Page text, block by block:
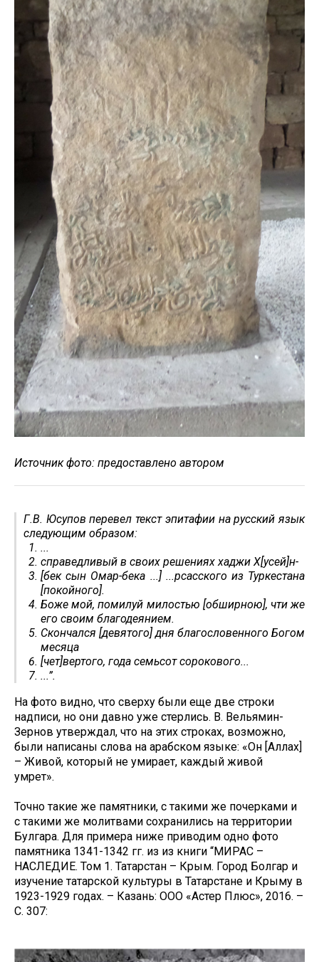
Источник фото: предоставлено автором
Г.В. Юсупов перевел текст эпитафии на русский язык
следующим образом:
...
справедливый в своих решениях хаджи Х[усей]н-
[бек сын Омар-бека ...] ...рсасского из Туркестана
[покойного].
Боже мой, помилуй милостью [обширною], чти же
его своим благодеянием.
Скончался [девятого] дня благословенного Богом
месяца
[чет]вертого, года семьсот сорокового...
...”.
На фото видно, что сверху были еще две строки
надписи, но они давно уже стерлись. В. Вельямин-
Зернов утверждал, что на этих строках, возможно,
были написаны слова на арабском языке: «Он [Аллах]
– Живой, который не умирает, каждый живой
умрет».
Точно такие же памятники, с такими же почерками и
с такими же молитвами сохранились на территории
Булгара. Для примера ниже приводим одно фото
памятника 1341-1342 гг. из из книги “МИРАС –
НАСЛЕДИЕ. Том 1. Татарстан – Крым. Город Болгар и
изучение татарской культуры в Татарстане и Крыму в
1923-1929 годах. – Казань: ООО «Астер Плюс», 2016. –
С. 307: